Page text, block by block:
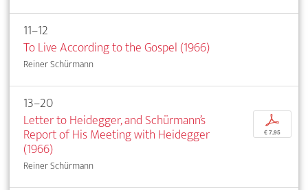
11–12
To Live According to the Gospel (1966)
Reiner Schürmann
13–20
Letter to Heidegger, and Schürmann’s
Report of His Meeting with Heidegger
(1966)
Reiner Schürmann
p
€ 7,95